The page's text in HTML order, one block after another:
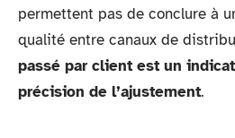
permettent pas de conclure à
qualité entre canaux de
passé par client est un
précision de l’ajustement.